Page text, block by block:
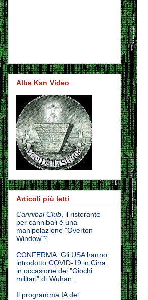
Alba Kan Video
Articoli più letti
Cannibal Club, il ristorante
per cannibali è una
manipolazione "Overton
Window"?
CONFERMA: Gli USA hanno
introdotto COVID-19 in Cina
in occasione dei "Giochi
militari" di Wuhan.
Il programma IA del